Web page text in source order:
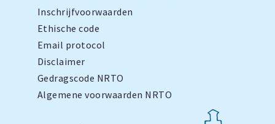
Inschrijfvoorwaarden
Ethische code
Email protocol
Disclaimer
Gedragscode NRTO
Algemene voorwaarden NRTO